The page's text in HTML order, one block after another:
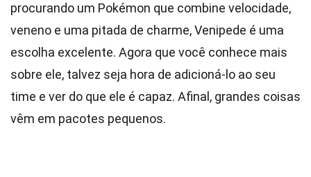
procurando um Pokémon que combine velocidade,
veneno e uma pitada de charme, Venipede é uma
escolha excelente. Agora que você conhece mais
sobre ele, talvez seja hora de adicioná-lo ao seu
time e ver do que ele é capaz. Afinal, grandes coisas
vêm em pacotes pequenos.